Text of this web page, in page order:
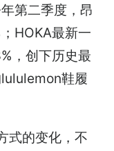
第二季度，昂
HOKA最新一
，创下历史最
鞋履
式的变化，不